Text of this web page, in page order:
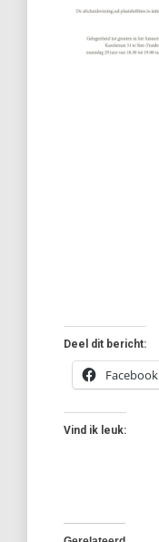
Deel dit bericht:
Facebook
Vind ik leuk: